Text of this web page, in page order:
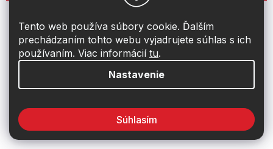
Tento web používa súbory cookie. Ďalším
prechádzaním tohto webu vyjadrujete súhlas s ich
používaním. Viac informácií tu.
Nastavenie
Súhlasím
info@2din.sk
+421 222 205 928
Vytvoril Shoptet